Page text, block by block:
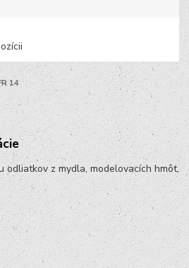
14
odliatkov z mydla, modelovacích hmôt,